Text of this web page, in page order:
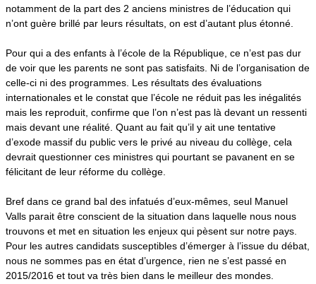
notamment de la part des 2 anciens ministres de l’éducation qui
n’ont guère brillé par leurs résultats, on est d’autant plus étonné.
Pour qui a des enfants à l’école de la République, ce n’est pas dur
de voir que les parents ne sont pas satisfaits. Ni de l’organisation de
celle-ci ni des programmes. Les résultats des évaluations
internationales et le constat que l’école ne réduit pas les inégalités
mais les reproduit, confirme que l’on n’est pas là devant un ressenti
mais devant une réalité. Quant au fait qu’il y ait une tentative
d’exode massif du public vers le privé au niveau du collège, cela
devrait questionner ces ministres qui pourtant se pavanent en se
félicitant de leur réforme du collège.
Bref dans ce grand bal des infatués d’eux-mêmes, seul Manuel
Valls parait être conscient de la situation dans laquelle nous nous
trouvons et met en situation les enjeux qui pèsent sur notre pays.
Pour les autres candidats susceptibles d’émerger à l’issue du débat,
nous ne sommes pas en état d’urgence, rien ne s’est passé en
2015/2016 et tout va très bien dans le meilleur des mondes.